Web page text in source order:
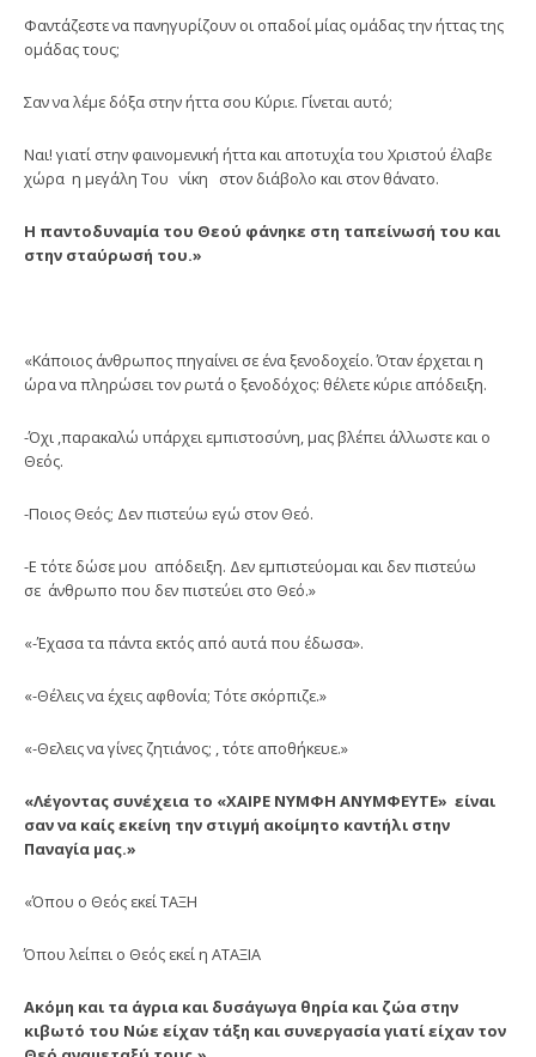
Φαντάζεστε να πανηγυρίζουν οι οπαδοί μίας ομάδας την ήττας της
ομάδας τους;
Σαν να λέμε δόξα στην ήττα σου Κύριε. Γίνεται αυτό;
Ναι! γιατί στην φαινομενική ήττα και αποτυχία του Χριστού έλαβε
χώρα η μεγάλη Του νίκη στον διάβολο και στον θάνατο.
Η παντοδυναμία του Θεού φάνηκε στη ταπείνωσή του και
στην σταύρωσή του.»
«Κάποιος άνθρωπος πηγαίνει σε ένα ξενοδοχείο. Όταν έρχεται η
ώρα να πληρώσει τον ρωτά ο ξενοδόχος: θέλετε κύριε απόδειξη.
-Όχι ,παρακαλώ υπάρχει εμπιστοσύνη, μας βλέπει άλλωστε και ο
Θεός.
-Ποιος Θεός; Δεν πιστεύω εγώ στον Θεό.
-Ε τότε δώσε μου απόδειξη. Δεν εμπιστεύομαι και δεν πιστεύω
σε άνθρωπο που δεν πιστεύει στο Θεό.»
«-Έχασα τα πάντα εκτός από αυτά που έδωσα».
«-Θέλεις να έχεις αφθονία; Τότε σκόρπιζε.»
«-Θελεις να γίνες ζητιάνος; , τότε αποθήκευε.»
«Λέγοντας συνέχεια το «ΧΑΙΡΕ ΝΥΜΦΗ ΑΝΥΜΦΕΥΤΕ» είναι
σαν να καίς εκείνη την στιγμή ακοίμητο καντήλι στην
Παναγία μας.»
«Όπου ο Θεός εκεί ΤΑΞΗ
Όπου λείπει ο Θεός εκεί η ΑΤΑΞΙΑ
Ακόμη και τα άγρια και δυσάγωγα θηρία και ζώα στην
κιβωτό του Νώε είχαν τάξη και συνεργασία γιατί είχαν τον